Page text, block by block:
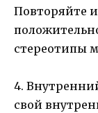
Повторяйте
стереотипы
4.
свой